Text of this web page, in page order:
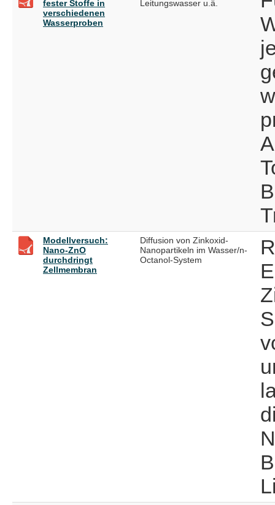
fester Stoffe in
verschiedenen
Wasserproben
Leitungswasser u.ä.
Modellversuch:
Nano-ZnO
durchdringt
Zellmembran
Diffusion von Zinkoxid-
Nanopartikeln im Wasser/n-
Octanol-System